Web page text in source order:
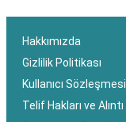
Hakkımızda
Gizlilik Politikası
Kullanıcı Sözleşmesi
Telif Hakları ve Alıntı